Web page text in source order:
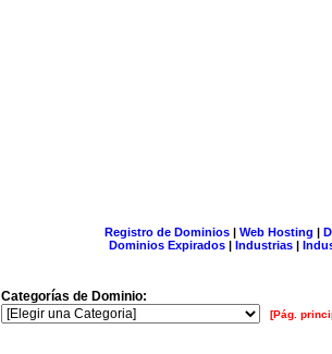
Registro de Dominios| Web Hosting |
Dominios Expirados | Industrias |
Categorías de Dominio:
[Pág.